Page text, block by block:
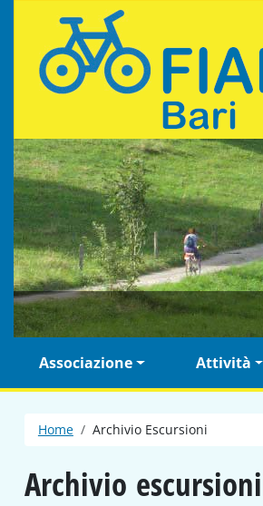
Salta al contenuto principale
Fiab Bari Ruotalibera - Associazione
Associazione Attività
Briciole di pane
Home Archivio Escursioni
Archivio escursioni